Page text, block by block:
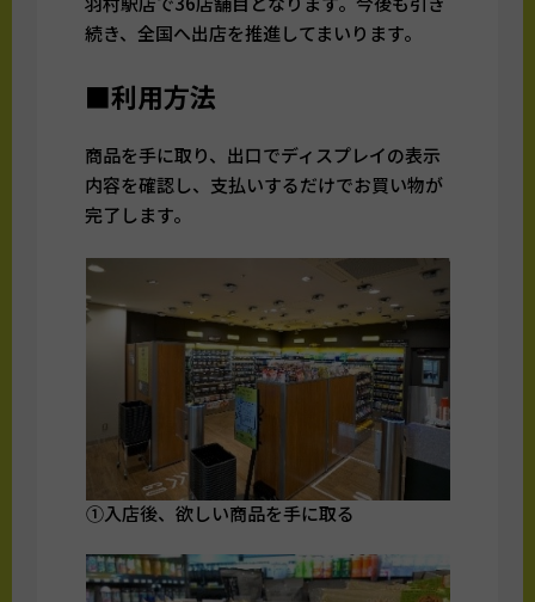
続き、全国へ出店を推進してまいります。
■利用方法
商品を手に取り、出口でディスプレイの表示
内容を確認し、支払いするだけでお買い物が
完了します。
①入店後、欲しい商品を手に取る